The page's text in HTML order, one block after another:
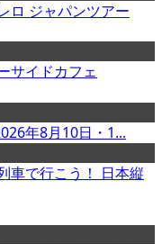
ロ ジャパンツアー
サイドカフェ
年8月10日・1...
車で行こう！ 日本縦